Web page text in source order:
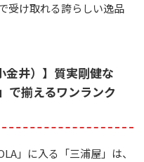
受け取れる誇らしい逸品
金井）】質実剛健な
で揃えるワンランク
」に入る「三浦屋」は、